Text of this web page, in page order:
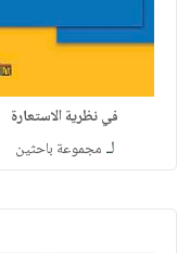
في نظرية الاستعارة
لـ مجموعة باحثين